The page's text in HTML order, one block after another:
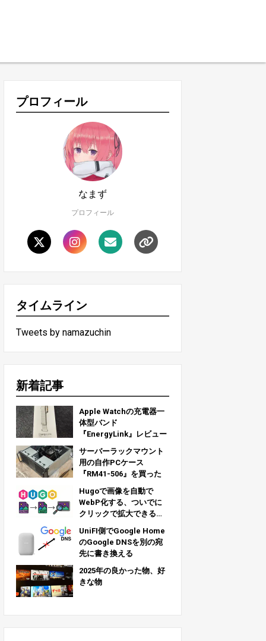
プロフィール
なまず
プロフィール
タイムライン
Tweets by namazuchin
新着記事
Apple Watchの充電器一
体型バンド
『EnergyLink』レビュー
サーバーラックマウント
用の自作PCケース
『RM41-506』を買った
Hugoで画像を自動で
WebP化する、ついでに
クリックで拡大できるよ
うにする
UniFI側でGoogle Home
のGoogle DNSを別の宛
先に書き換える
2025年の良かった物、好
きな物